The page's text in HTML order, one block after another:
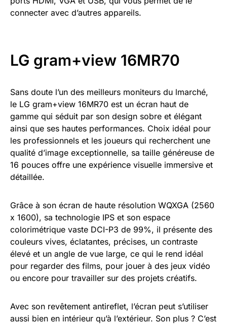
connecter avec d’autres appareils.
LG gram+view 16MR70
Sans doute l’un des meilleurs moniteurs du lmarché,
le LG gram+view 16MR70 est un écran haut de
gamme qui séduit par son design sobre et élégant
ainsi que ses hautes performances. Choix idéal pour
les professionnels et les joueurs qui recherchent une
qualité d’image exceptionnelle, sa taille généreuse de
16 pouces offre une expérience visuelle immersive et
détaillée.
Grâce à son écran de haute résolution WQXGA (2560
x 1600), sa technologie IPS et son espace
colorimétrique vaste DCI-P3 de 99%, il présente des
couleurs vives, éclatantes, précises, un contraste
élevé et un angle de vue large, ce qui le rend idéal
pour regarder des films, pour jouer à des jeux vidéo
ou encore pour travailler sur des projets créatifs.
Avec son revêtement antireflet, l’écran peut s’utiliser
aussi bien en intérieur qu’à l’extérieur. Son plus ? C’est